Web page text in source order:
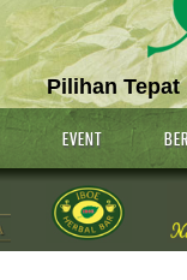
Pilihan Tepat
EVENT